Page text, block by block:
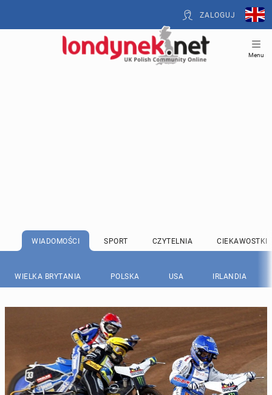
ZALOGUJ
Menu
WIADOMOŚCI SPORT CZYTELNIA CIEKAWOSTKI
WIELKA BRYTANIA POLSKA USA IRLANDIA